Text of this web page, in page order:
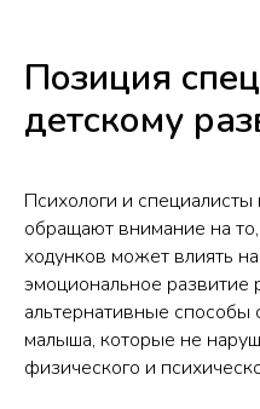
Позиция
детскому
Психологи и
обращают внимание на
ходунков может влиять
эмоциональное
альтернативные способы
малыша, которые не
физического и